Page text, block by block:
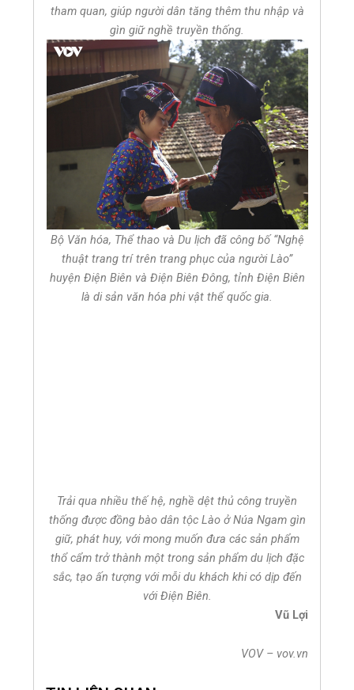
tham quan, giúp người dân tăng thêm thu nhập và
gìn giữ nghề truyền thống.
Bộ Văn hóa, Thể thao và Du lịch đã công bố “Nghệ
thuật trang trí trên trang phục của người Lào”
huyện Điện Biên và Điện Biên Đông, tỉnh Điện Biên
là di sản văn hóa phi vật thể quốc gia.
Trải qua nhiều thế hệ, nghề dệt thủ công truyền
thống được đồng bào dân tộc Lào ở Núa Ngam gìn
giữ, phát huy, với mong muốn đưa các sản phẩm
thổ cẩm trở thành một trong sản phẩm du lịch đặc
sắc, tạo ấn tượng với mỗi du khách khi có dịp đến
với Điện Biên.
Vũ Lợi
VOV – vov.vn